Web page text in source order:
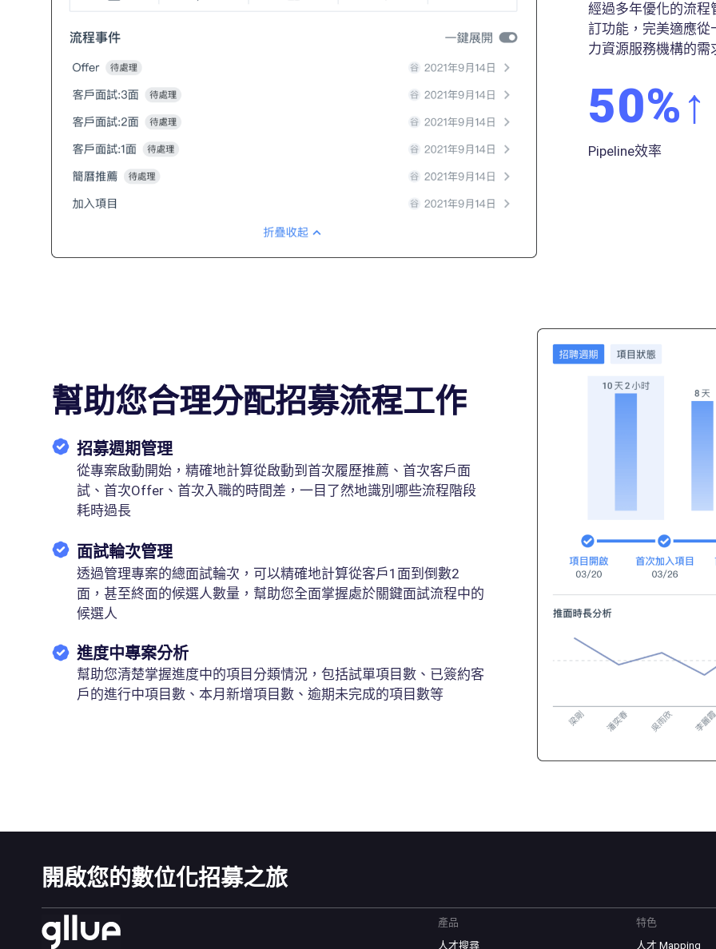
經過多年優化的流程
訂功能，完美適應
力資源服務機構的需
50%↑
Pipeline效率
幫助您合理分配招募流程工作
招募週期管理
從專案啟動開始，精確地計算從啟動到首次履歷推薦、首次客戶面
試、首次Offer、首次入職的時間差，一目了然地識別哪些流程階段
耗時過長
面試輪次管理
透過管理專案的總面試輪次，可以精確地計算從客戶1面到倒數2
面，甚至終面的候選人數量，幫助您全面掌握處於關鍵面試流程中的
候選人
進度中專案分析
幫助您清楚掌握進度中的項目分類情況，包括試單項目數、已簽約客
戶的進行中項目數、本月新增項目數、逾期未完成的項目數等
開啟您的數位化招募之旅
產品
人才搜尋
特色
人才 Mapping